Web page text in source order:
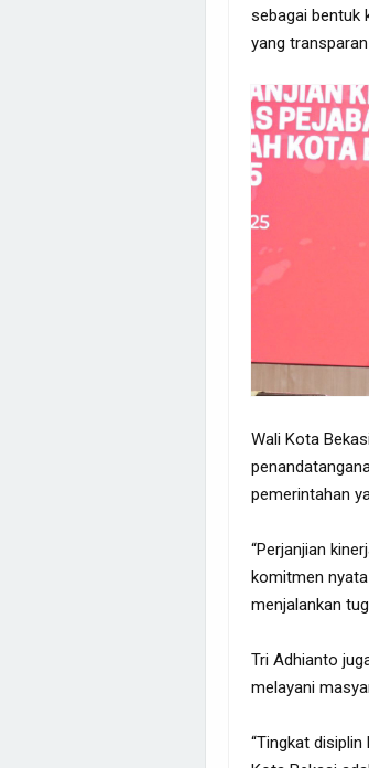
sebagai bentuk
yang
Wali Kota
pemerintahan
“Perjanjian
komitmen
menjalankan
Tri Adhianto
melayani
“Tingkat